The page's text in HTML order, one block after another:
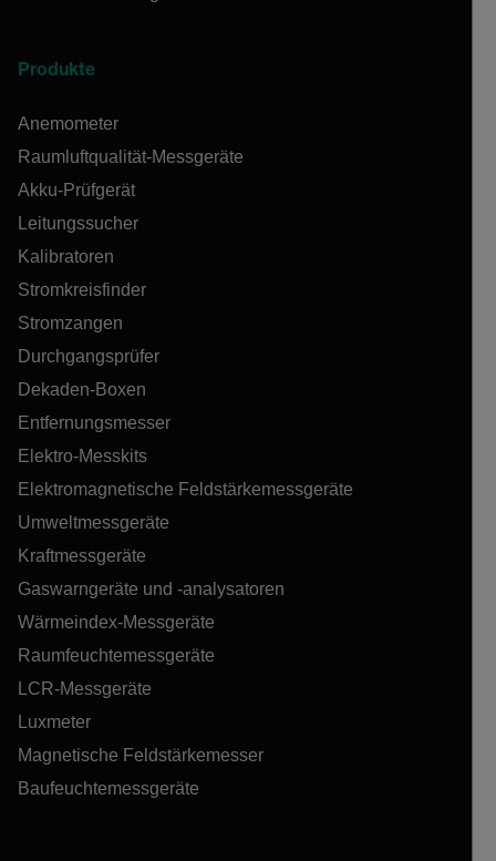
Produkte
Anemometer
Raumluftqualität-Messgeräte
Akku-Prüfgerät
Leitungssucher
Kalibratoren
Stromkreisfinder
Stromzangen
Durchgangsprüfer
Dekaden-Boxen
Entfernungsmesser
Elektro-Messkits
Elektromagnetische Feldstärkemessgeräte
Umweltmessgeräte
Kraftmessgeräte
Gaswarngeräte und -analysatoren
Wärmeindex-Messgeräte
Raumfeuchtemessgeräte
LCR-Messgeräte
Luxmeter
Magnetische Feldstärkemesser
Baufeuchtemessgeräte